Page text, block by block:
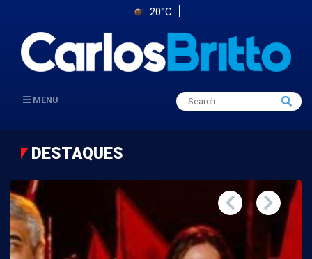
20°C
MENU
Search
for:
Search
DESTAQUES